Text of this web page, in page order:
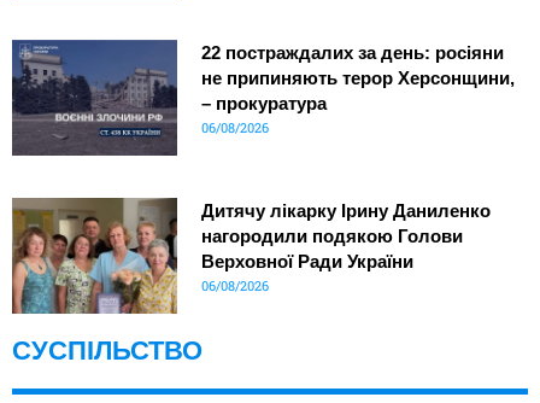
22 постраждалих за день: росіяни
не припиняють терор Херсонщини,
– прокуратура
06/08/2026
Дитячу лікарку Ірину Даниленко
нагородили подякою Голови
Верховної Ради України
06/08/2026
СУСПІЛЬСТВО